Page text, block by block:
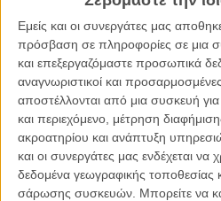
Εμείς και οι συνεργάτες μας
πρόσβαση σε πληροφορίες σε μια
και επεξεργαζόμαστε προσωπικά
αναγνωριστικοί και
αποστέλλονται από μια συσκευή για
και περιεχόμενο, μέτρηση
ακροατηρίου και ανάπτυξη
και οι συνεργάτες μας ενδέχεται να
δεδομένα γεωγραφικής τοποθεσίας
σάρωσης συσκευών. Μπορείτε να
«Πολέμου των Αστρων». Κάτι που
The Mountain Goats δεν θα περίμενε
So@mountain_goats
around, one thing led
this song and now
https://t.co/